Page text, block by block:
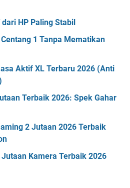
HP Paling Stabil
1 Tanpa Mematikan
Aktif XL Terbaru 2026 (Anti
Terbaik 2026: Spek Gahar
2 Jutaan 2026 Terbaik
Kamera Terbaik 2026